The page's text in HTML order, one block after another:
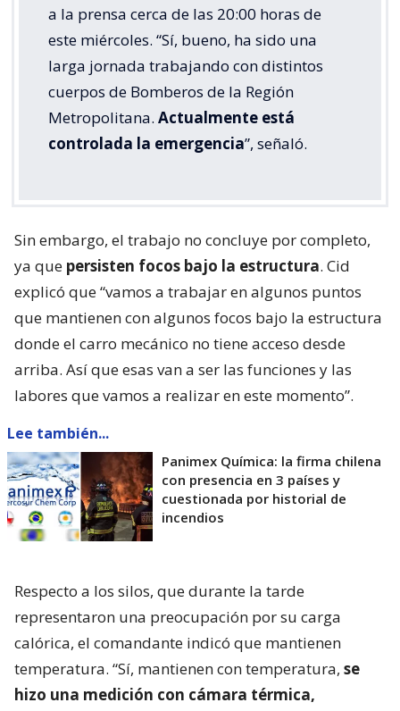
a la prensa cerca de las 20:00 horas de
este miércoles. “Sí, bueno, ha sido una
larga jornada trabajando con distintos
cuerpos de Bomberos de la Región
Metropolitana. Actualmente está
controlada la emergencia”, señaló.
Sin embargo, el trabajo no concluye por completo,
ya que persisten focos bajo la estructura. Cid
explicó que “vamos a trabajar en algunos puntos
que mantienen con algunos focos bajo la estructura
donde el carro mecánico no tiene acceso desde
arriba. Así que esas van a ser las funciones y las
labores que vamos a realizar en este momento”.
Lee también...
Panimex Química: la firma chilena
con presencia en 3 países y
cuestionada por historial de
incendios
Respecto a los silos, que durante la tarde
representaron una preocupación por su carga
calórica, el comandante indicó que mantienen
temperatura. “Sí, mantienen con temperatura, se
hizo una medición con cámara térmica,